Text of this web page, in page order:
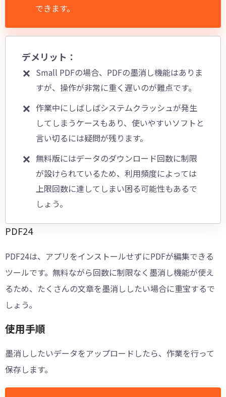
できます。
デメリット：
Small PDFの場合、PDFの墨消し機能はありま
すが、操作が非常に重く遅いのが難点です。
作業中にしばしばシステムクラッシュが発生
してしまうケースもあり、使いやすいソフトと
言い切るには疑問が残ります。
無料版にはデータのダウンロード回数に制限
が設けられているため、利用頻度によっては
上限回数に達してしまい困る可能性もあるで
しょう。
PDF24
PDF24は、アプリをインストールせずにPDFが編集できる
ツールです。無料ながら回数に制限なく墨消し機能が使え
るため、たくさんの文章を墨消ししたい場合に重宝するで
しょう。
使用手順
墨消ししたいデータをアップロードしたら、作業を行って
保存します。